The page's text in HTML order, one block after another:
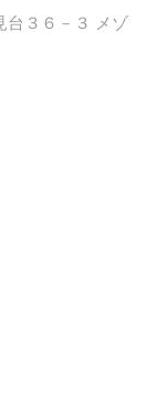
台３６－３ メゾ